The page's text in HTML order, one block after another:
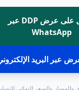
احصل على عرض DDP عبر
WhatsApp
عبر البريد
والمسار والسعر النهائي